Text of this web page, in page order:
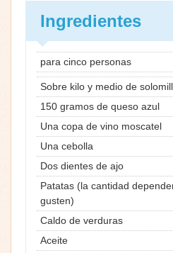
Ingredientes
para cinco personas
Sobre kilo y medio de
150 gramos de queso azul
Una copa de vino moscatel
Una cebolla
Dos dientes de ajo
Patatas (la cantidad
gusten)
Caldo de verduras
Aceite